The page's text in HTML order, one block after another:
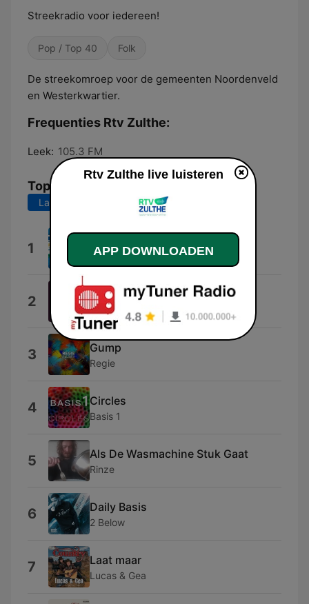
Streekradio voor iedereen!
Pop / Top 40 Folk
De streekomroep voor de gemeenten Noordenveld
en Westerkwartier.
Frequenties Rtv Zulthe:
Leek: 105.3 FM
Top nummers
Laatste 7 dagen Laatste 30 dagen
1 Yevgueni
2 Fetch
Afman
3 Gump
Regie
4 Circles
Basis 1
5 Als De Wasmachine Stuk Gaat
Rinze
6 Daily Basis
2 Below
7 Laat maar
Lucas & Gea
Rtv Zulthe live luisteren
APP DOWNLOADEN